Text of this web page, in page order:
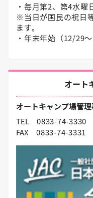
・毎月第2、第4水曜
※当日が国民の祝日
ます。
・年末年始（12/29〜
オート
オートキャンプ場管
TEL 0833-74-3330
FAX 0833-74-3331